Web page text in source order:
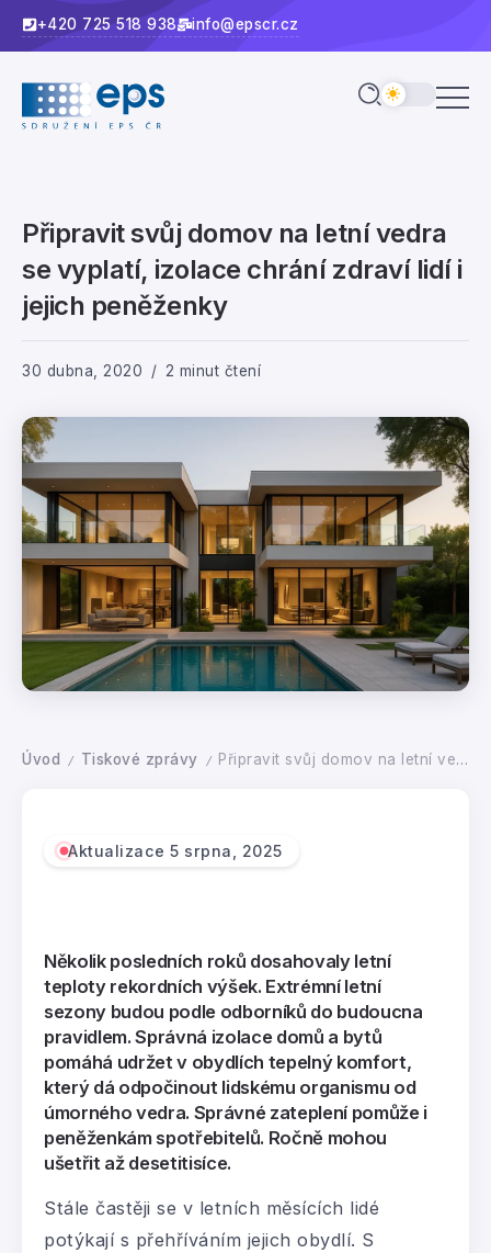
+420 725 518 938 info@epscr.cz
Připravit svůj domov na letní vedra
se vyplatí, izolace chrání zdraví lidí i
jejich peněženky
30 dubna, 2020 2 minut čtení
Úvod / Tiskové zprávy / Připravit svůj domov na letní vedra se vyplatí, izolace chrání zdraví lidí i jejich peněženky
Aktualizace 5 srpna, 2025
Několik posledních roků dosahovaly letní
teploty rekordních výšek. Extrémní letní
sezony budou podle odborníků do budoucna
pravidlem. Správná izolace domů a bytů
pomáhá udržet v obydlích tepelný komfort,
který dá odpočinout lidskému organismu od
úmorného vedra. Správné zateplení pomůže i
peněženkám spotřebitelů. Ročně mohou
ušetřit až desetitisíce.
Stále častěji se v letních měsících lidé
potýkají s přehříváním jejich obydlí. S